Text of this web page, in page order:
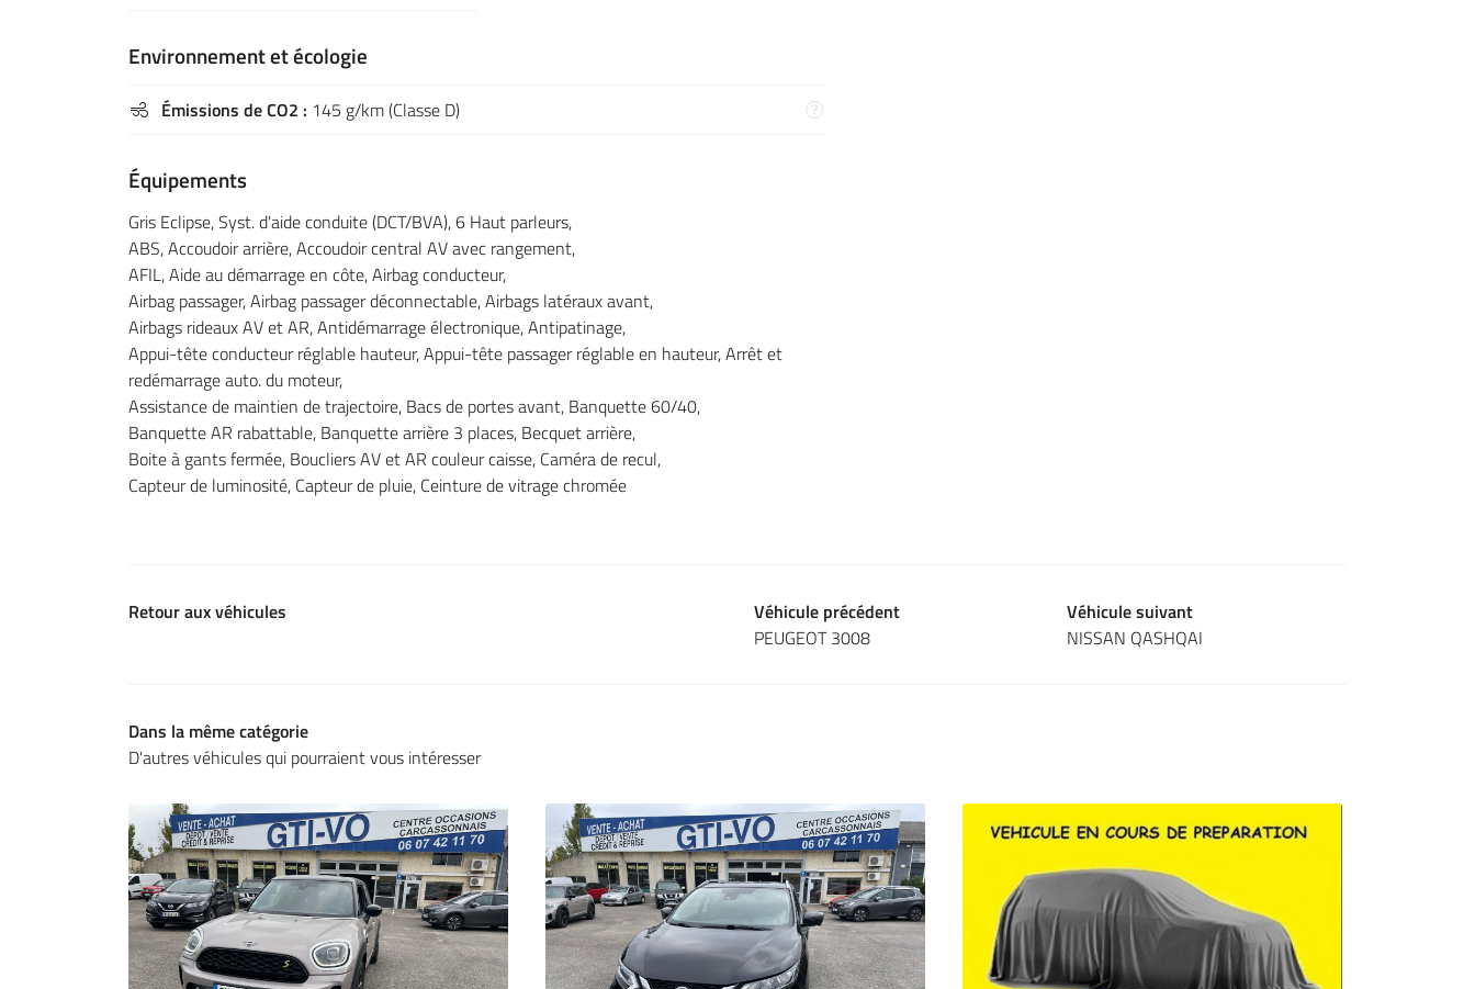
Environnement et écologie
 Émissions de CO2 : 145 g/km (Classe D)
Équipements
Gris Eclipse, Syst. d'aide conduite (DCT/BVA), 6 Haut parleurs,
ABS, Accoudoir arrière, Accoudoir central AV avec rangement,
AFIL, Aide au démarrage en côte, Airbag conducteur,
Airbag passager, Airbag passager déconnectable, Airbags latéraux avant,
Airbags rideaux AV et AR, Antidémarrage électronique, Antipatinage,
Appui-tête conducteur réglable hauteur, Appui-tête passager réglable en hauteur, Arrêt et
redémarrage auto. du moteur,
Assistance de maintien de trajectoire, Bacs de portes avant, Banquette 60/40,
Banquette AR rabattable, Banquette arrière 3 places, Becquet arrière,
Boite à gants fermée, Boucliers AV et AR couleur caisse, Caméra de recul,
Capteur de luminosité, Capteur de pluie, Ceinture de vitrage chromée
Retour aux véhicules
Véhicule précédent
PEUGEOT 3008
Véhicule suivant
NISSAN QASHQAI
Dans la même catégorie
D'autres véhicules qui pourraient vous intéresser